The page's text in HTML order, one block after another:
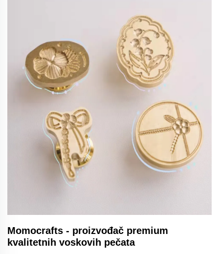
Momocrafts - proizvođač premium
kvalitetnih voskovih pečata